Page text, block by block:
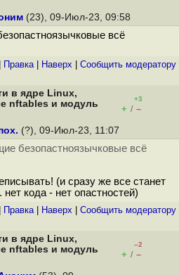
(23), 09-Июл-23, 09:58
всё
Правка| Наверх Cообщить модератору
в ядре Linux,
nftables и модуль
+3
+ / –
(?), 09-Июл-23, 11:07
безопастноязычковые всё
(и сразу же все станет
нет кода - нет опастностей)
Правка| Наверх Cообщить модератору
в ядре Linux,
nftables и модуль
–2
+ / –